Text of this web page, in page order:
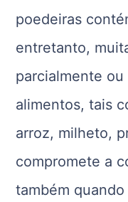
poedeiras
entretanto,
parcialmente
alimentos, tais
arroz, milheto,
compromete a
também